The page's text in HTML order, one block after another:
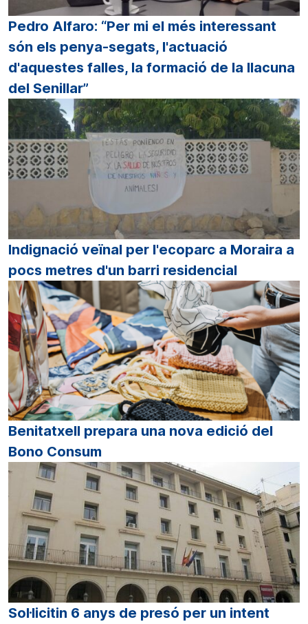
Pedro Alfaro: “Per mi el més interessant
són els penya-segats, l'actuació
d'aquestes falles, la formació de la llacuna
del Senillar”
Indignació veïnal per l'ecoparc a Moraira a
pocs metres d'un barri residencial
Benitatxell prepara una nova edició del
Bono Consum
Sol·licitin 6 anys de presó per un intent